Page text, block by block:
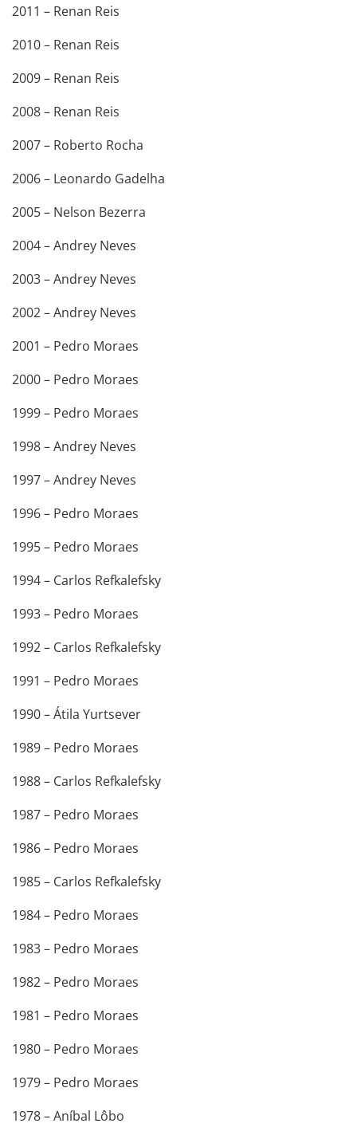
2011 – Renan Reis
2010 – Renan Reis
2009 – Renan Reis
2008 – Renan Reis
2007 – Roberto Rocha
2006 – Leonardo Gadelha
2005 – Nelson Bezerra
2004 – Andrey Neves
2003 – Andrey Neves
2002 – Andrey Neves
2001 – Pedro Moraes
2000 – Pedro Moraes
1999 – Pedro Moraes
1998 – Andrey Neves
1997 – Andrey Neves
1996 – Pedro Moraes
1995 – Pedro Moraes
1994 – Carlos Refkalefsky
1993 – Pedro Moraes
1992 – Carlos Refkalefsky
1991 – Pedro Moraes
1990 – Átila Yurtsever
1989 – Pedro Moraes
1988 – Carlos Refkalefsky
1987 – Pedro Moraes
1986 – Pedro Moraes
1985 – Carlos Refkalefsky
1984 – Pedro Moraes
1983 – Pedro Moraes
1982 – Pedro Moraes
1981 – Pedro Moraes
1980 – Pedro Moraes
1979 – Pedro Moraes
1978 – Aníbal Lôbo